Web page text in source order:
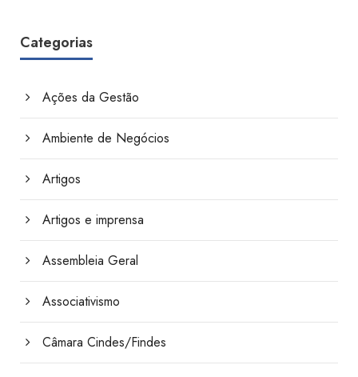
Categorias
Ações da Gestão
Ambiente de Negócios
Artigos
Artigos e imprensa
Assembleia Geral
Associativismo
Câmara Cindes/Findes